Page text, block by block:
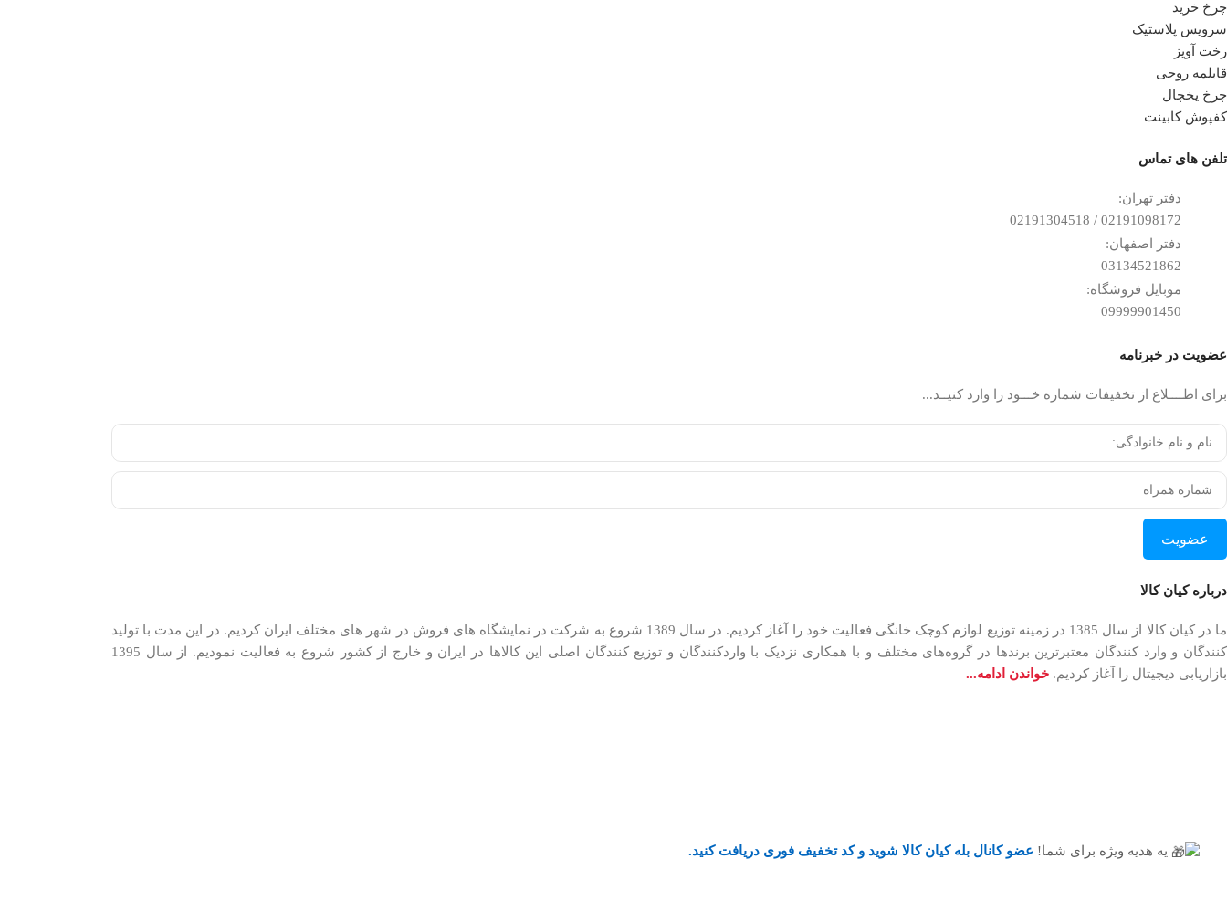
چرخ خرید
سرویس پلاستیک
رخت آویز
قابلمه روحی
چرخ یخچال
کفپوش کابینت
تلفن ‌های تماس
دفتر تهران:
02191098172 / 02191304518
دفتر اصفهان:
03134521862
موبایل فروشگاه:
09999901450
عضویت در خبرنامه
برای اطــــلاع از تخفیفات شماره خـــود را وارد کنیــد...
عضویت
درباره کیان کالا
ما در کیان کالا از سال 1385 در زمینه توزیع لوازم کوچک خانگی فعالیت خود را آغاز کردیم. در سال 1389 شروع به شرکت در نمایشگاه های فروش در شهر های مختلف ایران کردیم. در اين مدت با توليد
كنندگان و وارد كنندگان معتبرترین برندها در گروه‌‏های مختلف و با همکاری نزدیک با وارد‏کنندگان و توزیع‏ کنندگان اصلی این کالاها در ایران و خارج از کشور شروع به فعاليت نمودیم. از سال 1395
بازاریابی دیجیتال را آغاز کردیم. خواندن ادامه...
یه هدیه ویژه برای شما! عضو کانال بله کیان کالا شوید و کد تخفیف فوری دریافت کنید.